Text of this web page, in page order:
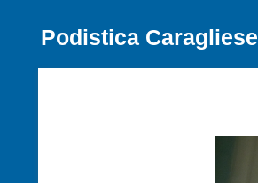
Podistica Caragliese